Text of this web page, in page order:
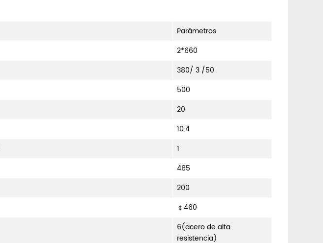
Parámetros
2*660
380/ 3 /50
500
20
10.4
1
465
200
￠460
6(acero de alta
resistencia)